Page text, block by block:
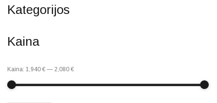
Kategorijos
Kaina
Kaina: 1,940 € — 2,080 €